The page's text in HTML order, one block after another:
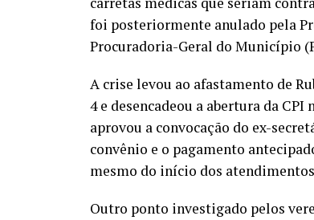
foi posteriormente anulado pela
Procuradoria-Geral do Município
A crise levou ao afastamento de
4 e desencadeou a abertura da
aprovou a convocação do ex-
convênio e o pagamento
mesmo do início dos
Outro ponto investigado pelos